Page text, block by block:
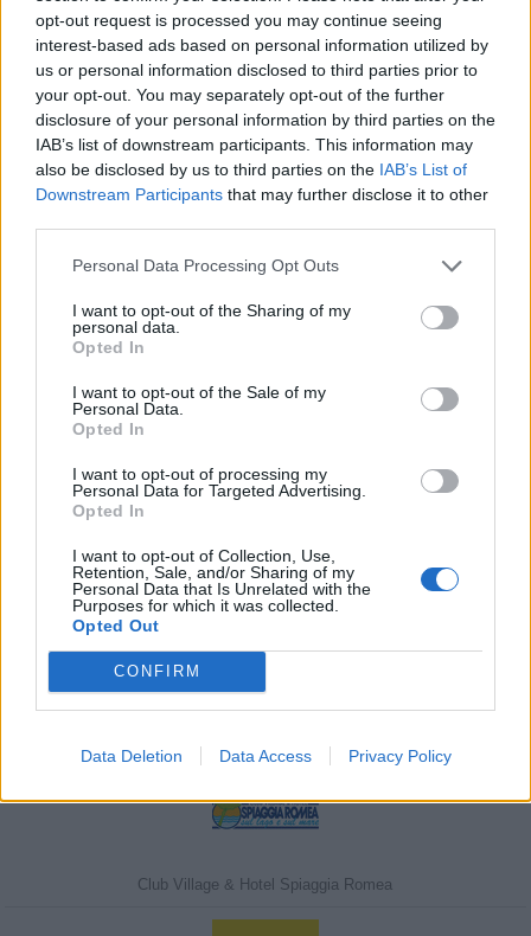
opt-out request is processed you may continue seeing
interest-based ads based on personal information utilized by
us or personal information disclosed to third parties prior to
your opt-out. You may separately opt-out of the further
disclosure of your personal information by third parties on the
IAB’s list of downstream participants. This information may
also be disclosed by us to third parties on the IAB’s List of
Downstream Participants that may further disclose it to other
Personal Data Processing Opt Outs
I want to opt-out of the Sharing of my
personal data.
Opted In
I want to opt-out of the Sale of my
Personal Data.
Opted In
I want to opt-out of processing my
Personal Data for Targeted Advertising.
Opted In
I want to opt-out of Collection, Use,
Retention, Sale, and/or Sharing of my
Personal Data that Is Unrelated with the
Purposes for which it was collected.
Opted Out
CONFIRM
Data Deletion Data Access Privacy Policy
Minősítés
Hogyan lehet minősített
kutyabarát helyed?
Tudj meg többet
Javasolj egy kutyabarát helyet!
Club Village & Hotel Spiaggia Romea